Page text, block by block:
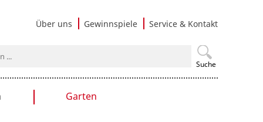
Über uns Gewinnspiele Service & Kontakt
Suche
Garten